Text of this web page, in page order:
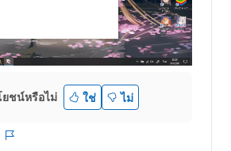
ชน์หรือไม่ ใช่ ไม่
รายงาน